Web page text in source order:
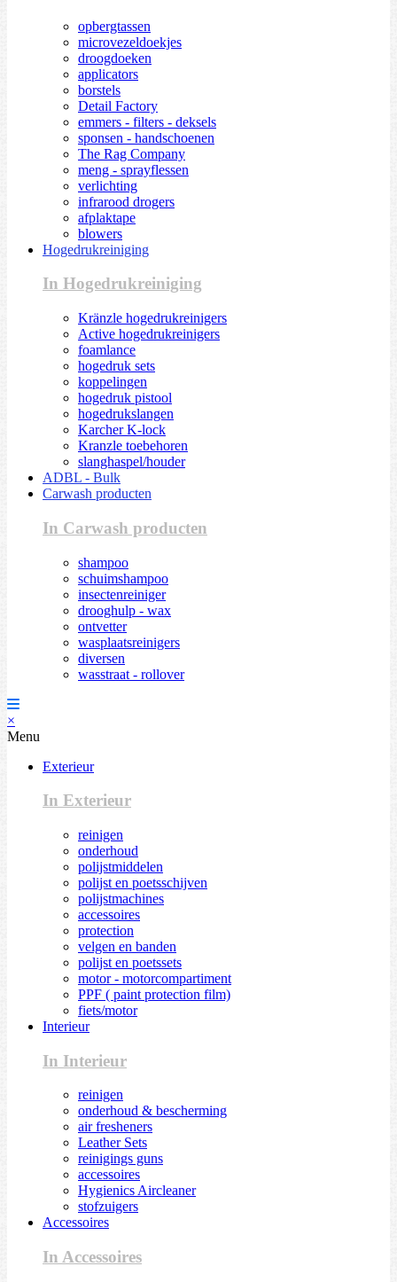
opbergtassen
microvezeldoekjes
droogdoeken
applicators
borstels
Detail Factory
emmers - filters - deksels
sponsen - handschoenen
The Rag Company
meng - sprayflessen
verlichting
infrarood drogers
afplaktape
blowers
Hogedrukreiniging
In Hogedrukreiniging
Kränzle hogedrukreinigers
Active hogedrukreinigers
foamlance
hogedruk sets
koppelingen
hogedruk pistool
hogedrukslangen
Karcher K-lock
Kranzle toebehoren
slanghaspel/houder
ADBL - Bulk
Carwash producten
In Carwash producten
shampoo
schuimshampoo
insectenreiniger
drooghulp - wax
ontvetter
wasplaatsreinigers
diversen
wasstraat - rollover
×
Menu
Exterieur
In Exterieur
reinigen
onderhoud
polijstmiddelen
polijst en poetsschijven
polijstmachines
accessoires
protection
velgen en banden
polijst en poetssets
motor - motorcompartiment
PPF ( paint protection film)
fiets/motor
Interieur
In Interieur
reinigen
onderhoud & bescherming
air fresheners
Leather Sets
reinigings guns
accessoires
Hygienics Aircleaner
stofzuigers
Accessoires
In Accessoires